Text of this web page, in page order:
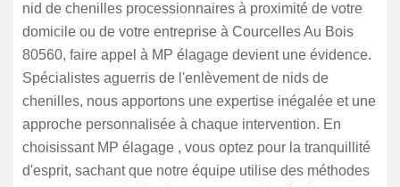
nid de chenilles processionnaires à proximité de votre
domicile ou de votre entreprise à Courcelles Au Bois
80560, faire appel à MP élagage devient une évidence.
Spécialistes aguerris de l'enlèvement de nids de
chenilles, nous apportons une expertise inégalée et une
approche personnalisée à chaque intervention. En
choisissant MP élagage , vous optez pour la tranquillité
d'esprit, sachant que notre équipe utilise des méthodes